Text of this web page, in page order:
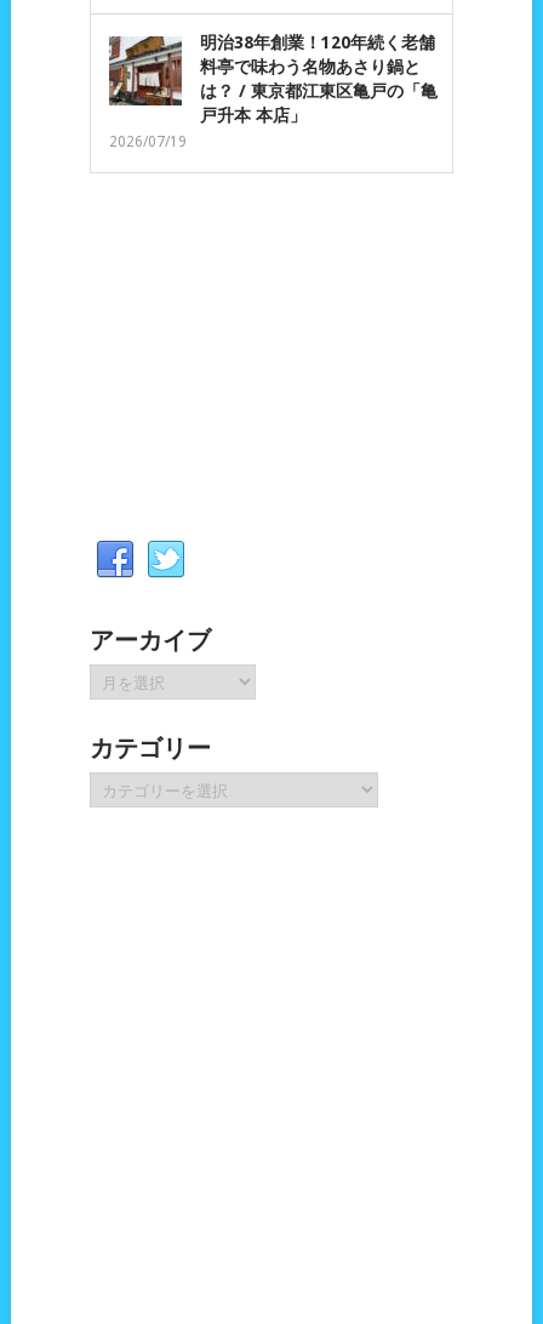
明治38年創業！120年続く老舗
料亭で味わう名物あさり鍋と
は？ / 東京都江東区亀戸の「亀
戸升本 本店」
2026/07/19
アーカイブ
ー
イ
ブ
カテゴリー
テ